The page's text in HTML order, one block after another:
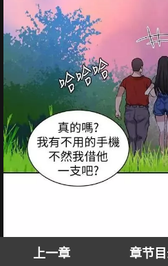
上一章 章节